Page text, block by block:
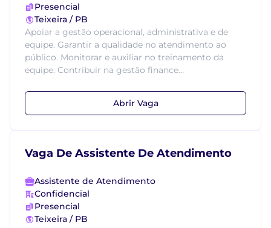
Presencial
Teixeira / PB
Apoiar a gestão operacional, administrativa e de
equipe. Garantir a qualidade no atendimento ao
público. Monitorar e auxiliar no treinamento da
equipe. Contribuir na gestão finance...
Abrir Vaga
Vaga De Assistente De Atendimento
Assistente de Atendimento
Confidencial
Presencial
Teixeira / PB